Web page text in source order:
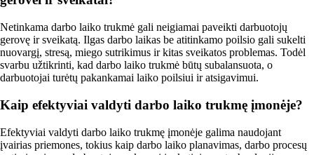
Netinkama darbo laiko trukmė gali neigiamai paveikti darbuotojų
gerovę ir sveikatą. Ilgas darbo laikas be atitinkamo poilsio gali sukelti
nuovargį, stresą, miego sutrikimus ir kitas sveikatos problemas. Todėl
svarbu užtikrinti, kad darbo laiko trukmė būtų subalansuota, o
darbuotojai turėtų pakankamai laiko poilsiui ir atsigavimui.
Kaip efektyviai valdyti darbo laiko trukmę įmonėje?
Efektyviai valdyti darbo laiko trukmę įmonėje galima naudojant
įvairias priemones, tokius kaip darbo laiko planavimas, darbo procesų